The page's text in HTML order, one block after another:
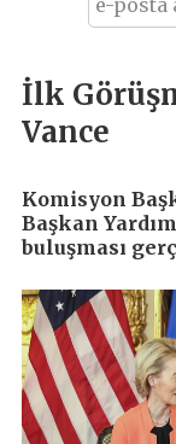
İlk
Vance
Komisyon
Başkan
buluşması